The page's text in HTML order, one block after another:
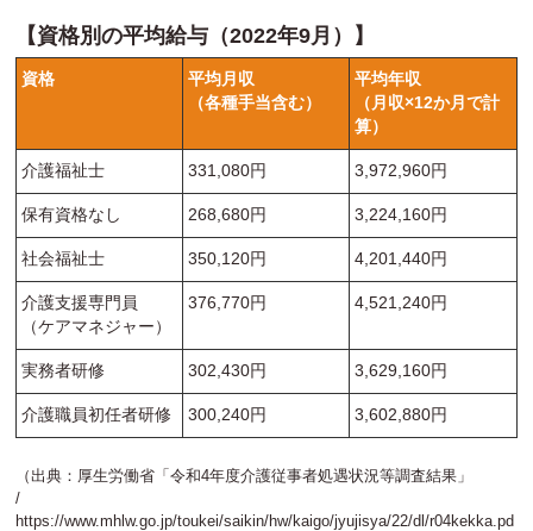
【資格別の平均給与（2022年9月）】
資格
平均月収
（各種手当含む）
平均年収
（月収×12か月で計
算）
介護福祉士 331,080円 3,972,960円
保有資格なし 268,680円 3,224,160円
社会福祉士 350,120円 4,201,440円
介護支援専門員
（ケアマネジャー）
376,770円 4,521,240円
実務者研修 302,430円 3,629,160円
介護職員初任者研修 300,240円 3,602,880円
（出典：厚生労働省「令和4年度介護従事者処遇状況等調査結果」
/
https://www.mhlw.go.jp/toukei/saikin/hw/kaigo/jyujisya/22/dl/r04kekka.pd